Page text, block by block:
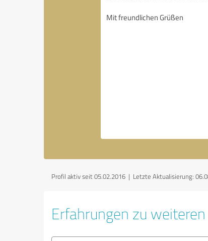
Profil aktiv seit 05.02.2016 | Letzte Aktualisierung:
Erfahrungen zu